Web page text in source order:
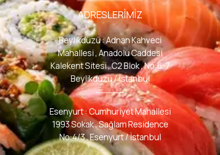
ADRESLERIMIZ
Beylikdüzü : Adnan Kahveci
Mahallesi , Anadolu Caddesi
Kalekent Sitesi , C2 Blok , No:6-7
Beylikdüzü / İstanbul
Esenyurt : Cumhuriyet Mahallesi
1993 Sokak , Sağlam Residence
No:4/3 , Esenyurt / İstanbul